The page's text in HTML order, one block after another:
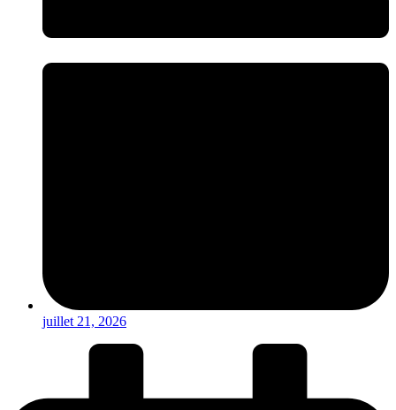
juillet 21, 2026